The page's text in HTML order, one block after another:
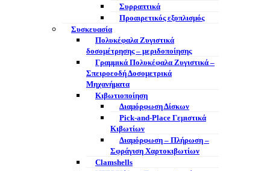
Συρραπτικά
Προαιρετικός εξοπλισμός
Συσκευασία
Πολυκέφαλα Ζυγιστικά
δοσομέτρησης – μεριδοποίησης
Γραμμικά Πολυκέφαλα Ζυγιστικά –
Σπειροεοδή Δοσομετρικά
Μηχανήματα
Κιβωτιοποίηση
Διαμόρφωση Δίσκων
Pick-and-Place Γεμιστικά
Κιβωτίων
Διαμόρφωση – Πλήρωση –
Σφράγιση Χαρτοκιβωτίων
Clamshells